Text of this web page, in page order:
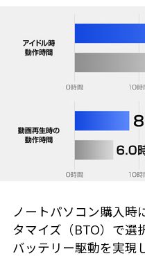
ノートパソコン購入時
タマイズ（BTO）で選
バッテリー駆動を実現